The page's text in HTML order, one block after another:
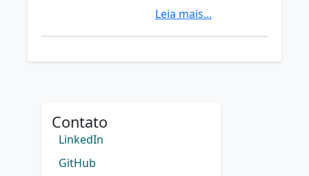
Leia mais...
Contato
LinkedIn
GitHub